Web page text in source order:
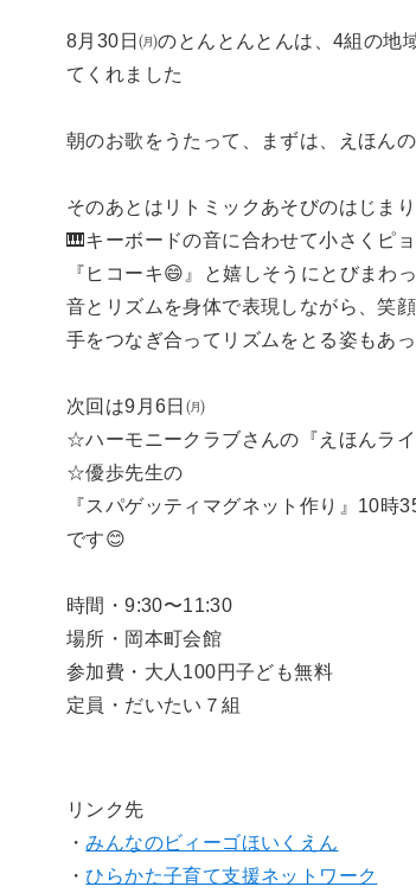
8月30日㈪のとんとんとんは、4組の地
てくれました
朝のお歌をうたって、まずは、えほん
そのあとはリトミックあそびのはじま
🎹キーボードの音に合わせて小さくピ
『ヒコーキ😄』と嬉しそうにとびま
音とリズムを身体で表現しながら、笑
手をつなぎ合ってリズムをとる姿もあ
次回は9月6日㈪
☆ハーモニークラブさんの『えほんラ
☆優歩先生の
『スパゲッティマグネット作り』10時
です😊
時間・9:30〜11:30
場所・岡本町会館
参加費・大人100円子ども無料
定員・だいたい７組
リンク先
・みんなのビィーゴほいくえん
・ひらかた子育て支援ネットワーク